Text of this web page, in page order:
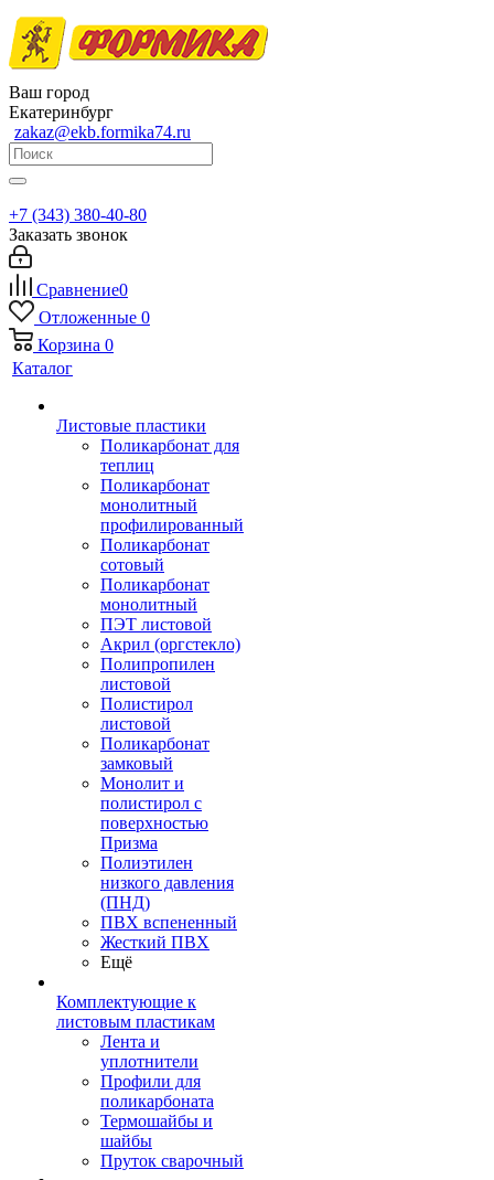
Ваш город
Екатеринбург
zakaz@ekb.formika74.ru
+7 (343) 380-40-80
Заказать звонок
Сравнение0
Отложенные 0
Корзина 0
Каталог
Листовые пластики
Поликарбонат для
теплиц
Поликарбонат
монолитный
профилированный
Поликарбонат
сотовый
Поликарбонат
монолитный
ПЭТ листовой
Акрил (оргстекло)
Полипропилен
листовой
Полистирол
листовой
Поликарбонат
замковый
Монолит и
полистирол с
поверхностью
Призма
Полиэтилен
низкого давления
(ПНД)
ПВХ вспененный
Жесткий ПВХ
Ещё
Комплектующие к
листовым пластикам
Лента и
уплотнители
Профили для
поликарбоната
Термошайбы и
шайбы
Пруток сварочный